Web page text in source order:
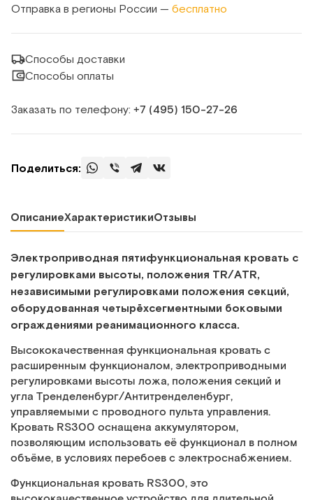
Отправка в регионы России — бесплатно
Способы доставки
Способы оплаты
Заказать по телефону: +7 (495) 150‑27‑26
Поделиться:
ОписаниеХарактеристикиОтзывы
Электроприводная пятифункциональная кровать с
регулировками высоты, положения TR/ATR,
независимыми регулировками положения секций,
оборудованная четырёхсегментными боковыми
ограждениями реанимационного класса.
Высококачественная функциональная кровать с
расширенным функционалом, электроприводными
регулировками высоты ложа, положения секций и
угла Тренделенбург/Антитренделенбург,
управляемыми с проводного пульта управления.
Кровать RS300 оснащена аккумулятором,
позволяющим использовать её функционал в полном
объёме, в условиях перебоев с электроснабжением.
Функциональная кровать RS300, это